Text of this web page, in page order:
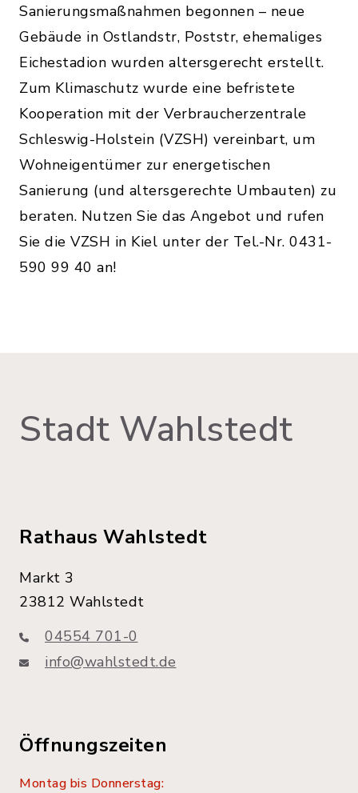
Sanierungsmaßnahmen begonnen – neue
Gebäude in Ostlandstr, Poststr, ehemaliges
Eichestadion wurden altersgerecht erstellt.
Zum Klimaschutz wurde eine befristete
Kooperation mit der Verbraucherzentrale
Schleswig-Holstein (VZSH) vereinbart, um
Wohneigentümer zur energetischen
Sanierung (und altersgerechte Umbauten) zu
beraten. Nutzen Sie das Angebot und rufen
Sie die VZSH in Kiel unter der Tel.-Nr. 0431-
590 99 40 an!
Stadt Wahlstedt
Rathaus Wahlstedt
Markt 3
23812 Wahlstedt
04554 701-0
info@wahlstedt.de
Öffnungszeiten
Montag bis Donnerstag: